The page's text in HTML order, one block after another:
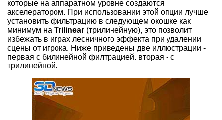
которые на аппаратном уровне создаются
акселератором. При использовании этой опции лучше
установить фильтрацию в следующем окошке как
минимум на Trilinear (трилинейную), это позволит
избежать в играх лесничного эффекта при удалении
сцены от игрока. Ниже приведены две иллюстрации -
первая с билинейной филтрацией, вторая - с
трилинейной.